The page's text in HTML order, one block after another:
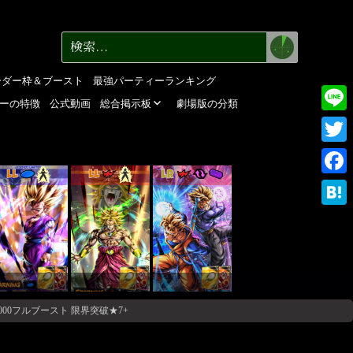
ダー枠＆ブースト
最強パーティーランキング
の特徴 公式動画 総合掲示板
劇場版の分類
LL LL LR
フルブースト 限界突破★7+
Line
検
索:
検
索